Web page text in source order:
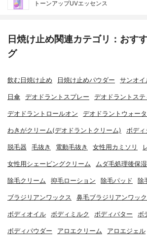
トーンアップUVエッセンス
日焼け止め関連カテゴリ：おす
グ
飲む日焼け止め 日焼け止めパウダー サンオイ
日傘 デオドラントスプレー デオドラントステ
デオドラントロールオン デオドラントウォー
わきがクリーム(デオドラントクリーム) ボディ
脱毛器 毛抜き 電動毛抜き 女性用カミソリ
女性用シェービングクリーム ムダ毛処理後保
除毛クリーム 抑毛ローション 除毛パッド 除
ブラジリアンワックス 鼻毛ブラジリアンワッ
ボディオイル ボディミルク ボディバター ボ
ボディパウダー アロエクリーム アロエジェル